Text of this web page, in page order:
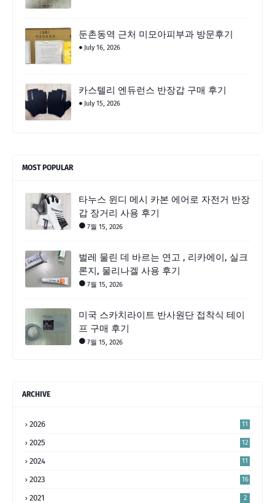
둔촌동역 근처 미모아피부과 방문후기
July 16, 2026
카스텔리 엔듀런스 반장갑 구매 후기
July 15, 2026
MOST POPULAR
타누스 윈디 메시 카본 에어로 자전거 반장
갑 장거리 사용 후기
7월 15, 2026
벌레 물린 데 바르는 연고 , 리카에이, 실크
론지, 물리나겔 사용 후기
7월 15, 2026
미국 스카치라이트 반사원단 접착식 테이
프 구매 후기
7월 15, 2026
ARCHIVE
2026 11
2025 12
2024 11
2023
16
2021 2